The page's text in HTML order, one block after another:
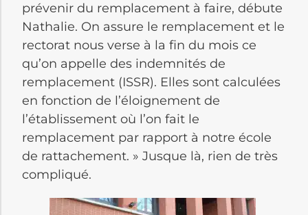
prévenir du remplacement à faire, débute
Nathalie. On assure le remplacement et le
rectorat nous verse à la fin du mois ce
qu’on appelle des indemnités de
remplacement (ISSR). Elles sont calculées
en fonction de l’éloignement de
l’établissement où l’on fait le
remplacement par rapport à notre école
de rattachement. » Jusque là, rien de très
compliqué.